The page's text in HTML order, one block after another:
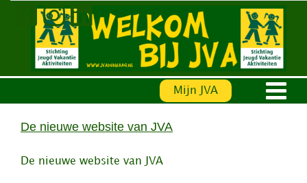
Mijn JVA
De nieuwe website van JVA
De nieuwe website van JVA